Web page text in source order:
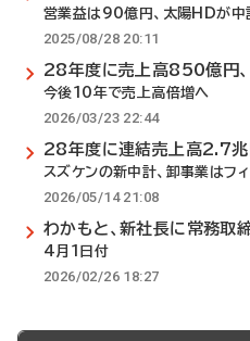
営業益は90億円、太陽HDが中
2025/08/28 20:11
28年度に売上高850億円
今後10年で売上高倍増へ
2026/03/23 22:44
28年度に連結売上高2.7兆
スズケンの新中計、卸事業はフ
2026/05/14 21:08
わかもと、新社長に常務取
4月1日付
2026/02/26 18:27